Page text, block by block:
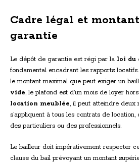
Cadre légal et
garantie
Le dépôt de garantie est régi par la loi du
fondamental encadrant les rapports
le montant maximal que peut exiger un
vide, le plafond est d’un mois de loyer
location meublée, il peut atteindre deux
s’appliquent à tous les contrats de location,
des particuliers ou des professionnels.
Le bailleur doit impérativement respecter
clause du bail prévoyant un montant